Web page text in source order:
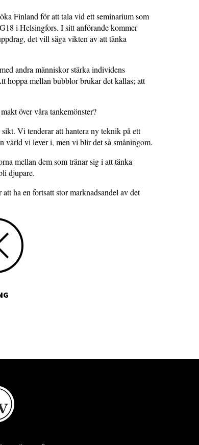
Finland för att tala vid ett seminarium som
i Helsingfors. I sitt anförande kommer
det vill säga vikten av att tänka
andra människor stärka individens
hoppa mellan bubblor brukar det kallas; att
över våra tankemönster?
Vi tenderar att hantera ny teknik på ett
värld vi lever i, men vi blir det så småningom.
mellan dem som tränar sig i att tänka
djupare.
ha en fortsatt stor marknadsandel av det